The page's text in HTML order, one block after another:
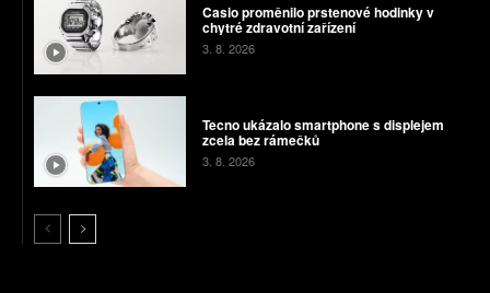
Casio proměnilo prstenové hodinky v
chytré zdravotní zařízení
3. 8. 2026
Tecno ukázalo smartphone s displejem
zcela bez rámečků
3. 8. 2026